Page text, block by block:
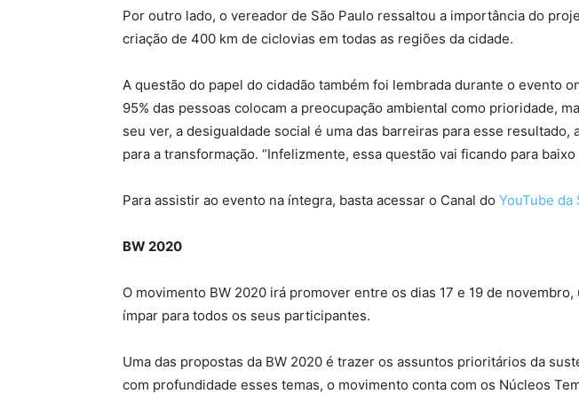
Por outro lado, o vereador de São Paulo ressaltou a importância do
criação de 400 km de ciclovias em todas as regiões da cidade.
A questão do papel do cidadão também foi lembrada durante o evento
95% das pessoas colocam a preocupação ambiental como prioridade,
seu ver, a desigualdade social é uma das barreiras para esse
para a transformação. “Infelizmente, essa questão vai ficando para
Para assistir ao evento na íntegra, basta acessar o Canal do YouTube da
BW 2020
O movimento BW 2020 irá promover entre os dias 17 e 19 de
ímpar para todos os seus participantes.
Uma das propostas da BW 2020 é trazer os assuntos prioritários da
com profundidade esses temas, o movimento conta com os Núcleos